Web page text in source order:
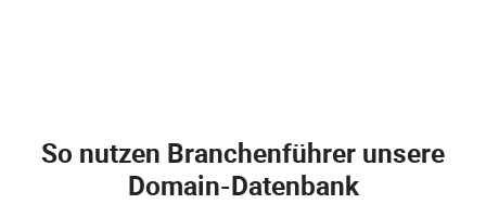
So nutzen Branchenführer unsere
Domain-Datenbank